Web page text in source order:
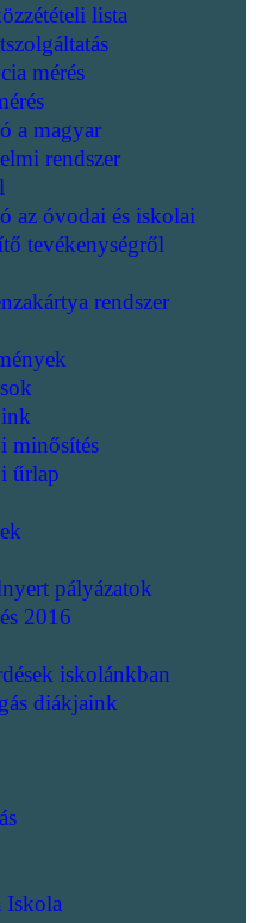
lista
mérés
a magyar
rendszer
az óvodai és iskolai
tevékenységről
rendszer
minősítés
űrlap
pályázatok
2016
iskolánkban
diákjaink
Iskola